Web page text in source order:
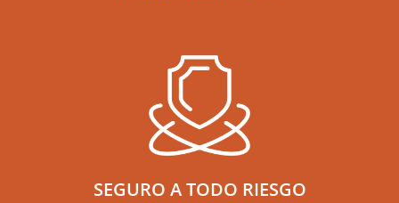
SEGURO A TODO RIESGO